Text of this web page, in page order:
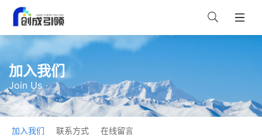
加入我们
Join Us
加入我们 联系方式 在线留言